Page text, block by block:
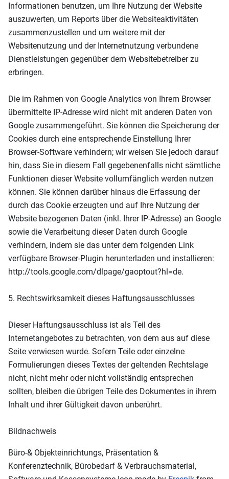
Informationen benutzen, um Ihre Nutzung der Website
auszuwerten, um Reports über die Websiteaktivitäten
zusammenzustellen und um weitere mit der
Websitenutzung und der Internetnutzung verbundene
Dienstleistungen gegenüber dem Websitebetreiber zu
erbringen.
Die im Rahmen von Google Analytics von Ihrem Browser
übermittelte IP-Adresse wird nicht mit anderen Daten von
Google zusammengeführt. Sie können die Speicherung der
Cookies durch eine entsprechende Einstellung Ihrer
Browser-Software verhindern; wir weisen Sie jedoch darauf
hin, dass Sie in diesem Fall gegebenenfalls nicht sämtliche
Funktionen dieser Website vollumfänglich werden nutzen
können. Sie können darüber hinaus die Erfassung der
durch das Cookie erzeugten und auf Ihre Nutzung der
Website bezogenen Daten (inkl. Ihrer IP-Adresse) an Google
sowie die Verarbeitung dieser Daten durch Google
verhindern, indem sie das unter dem folgenden Link
verfügbare Browser-Plugin herunterladen und installieren:
http://tools.google.com/dlpage/gaoptout?hl=de.
5. Rechtswirksamkeit dieses Haftungsausschlusses
Dieser Haftungsausschluss ist als Teil des
Internetangebotes zu betrachten, von dem aus auf diese
Seite verwiesen wurde. Sofern Teile oder einzelne
Formulierungen dieses Textes der geltenden Rechtslage
nicht, nicht mehr oder nicht vollständig entsprechen
sollten, bleiben die übrigen Teile des Dokumentes in ihrem
Inhalt und ihrer Gültigkeit davon unberührt.
Bildnachweis
Büro-& Objekteinrichtungs, Präsentation &
Konferenztechnik, Bürobedarf & Verbrauchsmaterial,